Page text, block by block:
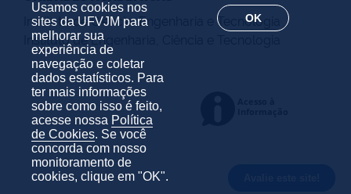
Usamos cookies nos
sites da UFVJM para
melhorar sua
experiência de
navegação e coletar
dados estatísticos. Para
ter mais informações
sobre como isso é feito,
acesse nossa Política
de Cookies. Se você
concorda com nosso
monitoramento de
cookies, clique em "OK".
OK
Instituto de Ciência, Engenharia e Tecnologia
Instituto de Engenharia, Ciência e Tecnologia